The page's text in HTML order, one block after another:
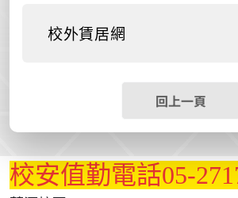
校外賃居網
回上一頁
校安值勤電話05-